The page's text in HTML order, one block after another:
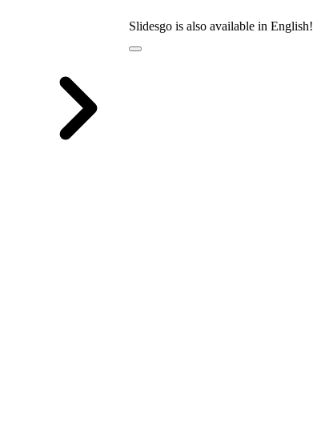
Slidesgo is also available in English!